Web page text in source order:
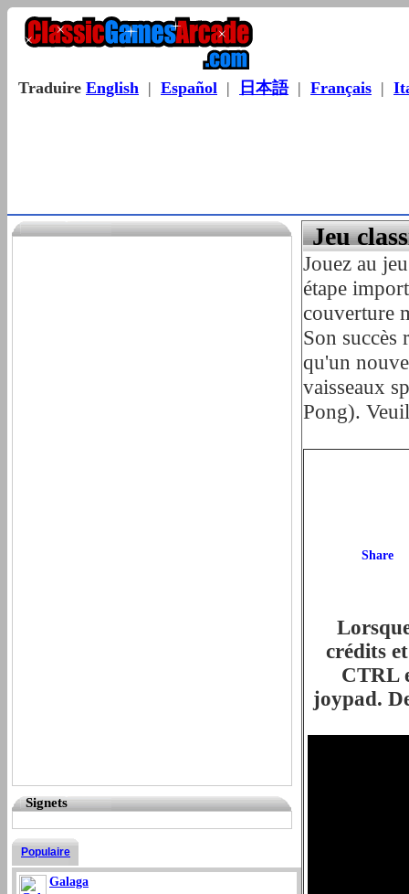
Traduire English | Español | 日本語| Français |
Signets
Populaire
Galaga
Jeu
Jouez au
étape
couverture
Son succès
qu'un
vaisseaux
Pong).
crédits
CTRL
joypad.